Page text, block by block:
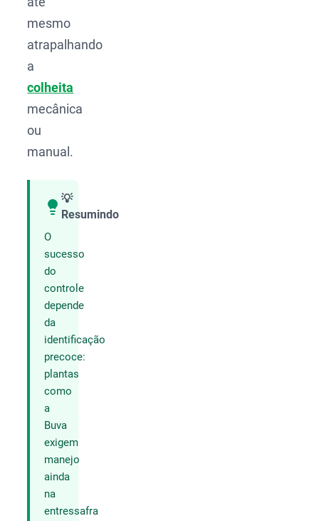
mesmo
atrapalhando
a
colheita
mecânica
ou
manual.
💡
Resumindo
O
sucesso
do
controle
depende
da
identificação
precoce:
plantas
como
a
Buva
exigem
manejo
ainda
na
entressafra